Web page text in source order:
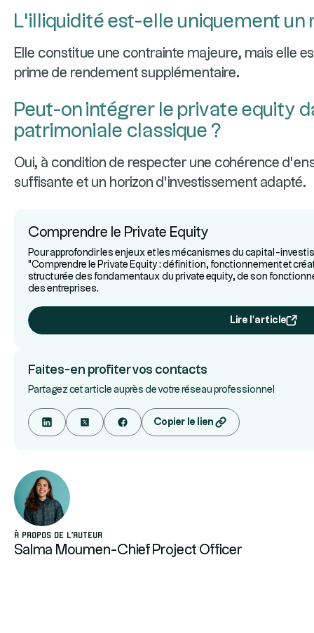
L’illiquidité est-elle uniquement un
Elle constitue une contrainte majeure, mais elle
prime de rendement supplémentaire.
Peut-on intégrer le private equity
patrimoniale classique ?
Oui, à condition de respecter une cohérence
suffisante et un horizon d’investissement adapté.
Comprendre le Private Equity
Pour approfondir les enjeux et les mécanismes du capital-
"Comprendre le Private Equity : définition, fonctionnement et
structurée des fondamentaux du private equity, de son
des entreprises.
Lire l'article
Faites-en profiter vos contacts
Partagez cet article auprès de votre réseau professionnel
Copier le lien
À propos de l'auteur
Salma Moumen-Chief Project Officer